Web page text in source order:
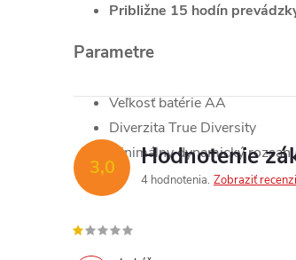
Približne 15 hodín
Parametre
Veľkosť batérie AA
Diverzita True Diversity
Minimálny dynamický
3,0 Hodnotenie
4 hodnotenia Zobraziť